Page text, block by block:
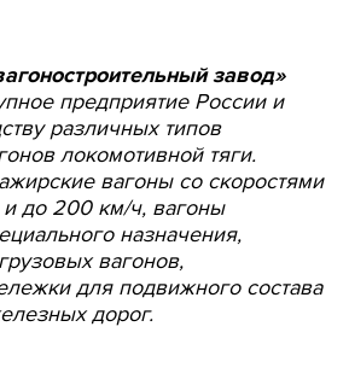
завод»
предприятие России и
различных типов
локомотивной тяги.
вагоны со скоростями
до 200 км/ч, вагоны
назначения,
вагонов,
для подвижного состава
дорог.